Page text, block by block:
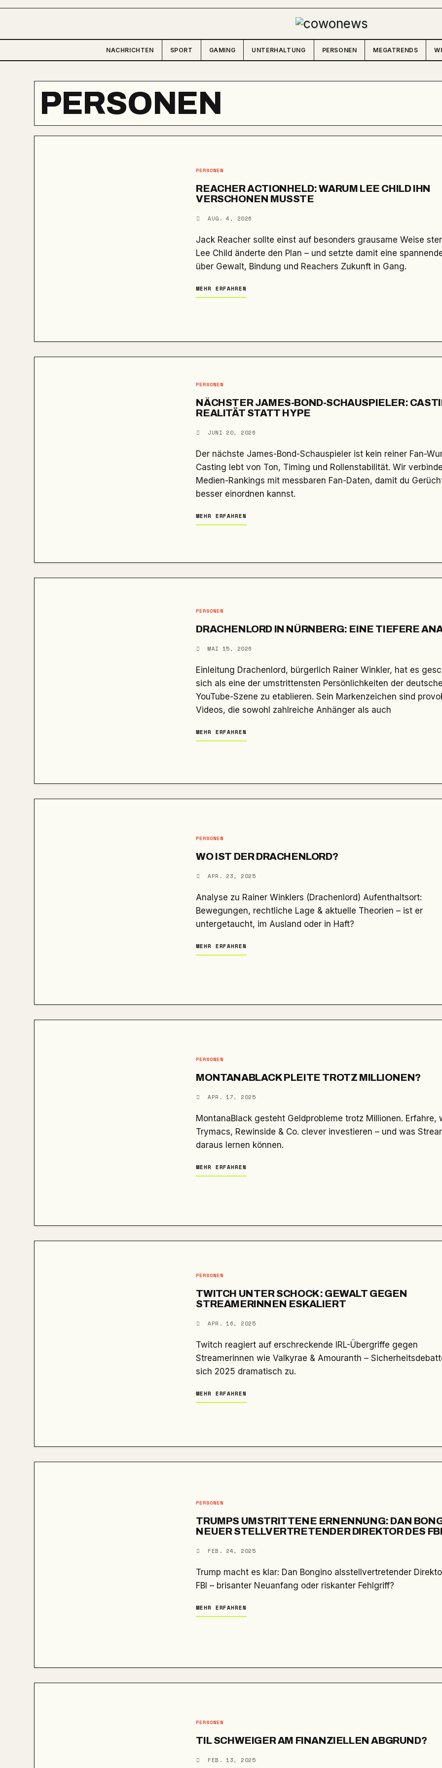
NACHRICHTEN SPORT GAMING UNTERHALTUNG PERSONEN MEGATRENDS
PERSONEN
PERSONEN
REACHER ACTIONHELD: WARUM LEE CHILD IHN
VERSCHONEN MUSSTE
AUG. 4, 2026
Jack Reacher sollte einst auf besonders grausame Weise sterben.
Lee Child änderte den Plan – und setzte damit eine
über Gewalt, Bindung und Reachers Zukunft in Gang.
MEHR ERFAHREN
PERSONEN
NÄCHSTER JAMES-BOND-SCHAUSPIELER:
REALITÄT STATT HYPE
JUNI 20, 2026
Der nächste James-Bond-Schauspieler ist kein reiner Fan-Wunsch:
Casting lebt von Ton, Timing und Rollenstabilität. Wir
Medien-Rankings mit messbaren Fan-Daten, damit du
besser einordnen kannst.
MEHR ERFAHREN
PERSONEN
DRACHENLORD IN NÜRNBERG: EINE TIEFERE
MAI 15, 2026
Einleitung Drachenlord, bürgerlich Rainer Winkler, hat es geschafft,
sich als eine der umstrittensten Persönlichkeiten der
YouTube-Szene zu etablieren. Sein Markenzeichen sind
Videos, die sowohl zahlreiche Anhänger als auch
MEHR ERFAHREN
PERSONEN
WO IST DER DRACHENLORD?
APR. 23, 2025
Analyse zu Rainer Winklers (Drachenlord) Aufenthaltsort:
Bewegungen, rechtliche Lage & aktuelle Theorien – ist er
untergetaucht, im Ausland oder in Haft?
MEHR ERFAHREN
PERSONEN
MONTANABLACK PLEITE TROTZ MILLIONEN?
APR. 17, 2025
MontanaBlack gesteht Geldprobleme trotz Millionen. Erfahre, wie
Trymacs, Rewinside & Co. clever investieren – und was
daraus lernen können.
MEHR ERFAHREN
PERSONEN
TWITCH UNTER SCHOCK: GEWALT GEGEN
STREAMERINNEN ESKALIERT
APR. 16, 2025
Twitch reagiert auf erschreckende IRL-Übergriffe gegen
Streamerinnen wie Valkyrae & Amouranth –
sich 2025 dramatisch zu.
MEHR ERFAHREN
PERSONEN
TRUMPS UMSTRITTENE ERNENNUNG: DAN
NEUER STELLVERTRETENDER DIREKTOR DES
FEB. 24, 2025
Trump macht es klar: Dan Bongino alsstellvertretender Direktor des
FBI – brisanter Neuanfang oder riskanter Fehlgriff?
MEHR ERFAHREN
PERSONEN
TIL SCHWEIGER AM FINANZIELLEN ABGRUND?
FEB. 13, 2025